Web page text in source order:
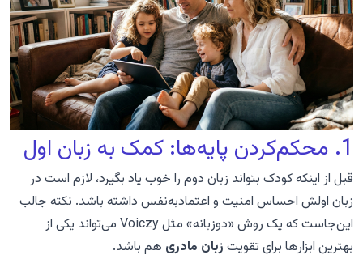
1. محکم‌کردن پایه‌ها: کمک به زبان اول
قبل از اینکه کودک بتواند زبان دوم را خوب یاد بگیرد، لازم است در
زبان اولش احساس امنیت و اعتمادبه‌نفس داشته باشد. نکته جالب
این‌جاست که یک روش «دوزبانه» مثل Voiczy می‌تواند یکی از
بهترین ابزارها برای تقویت زبان مادری هم باشد.